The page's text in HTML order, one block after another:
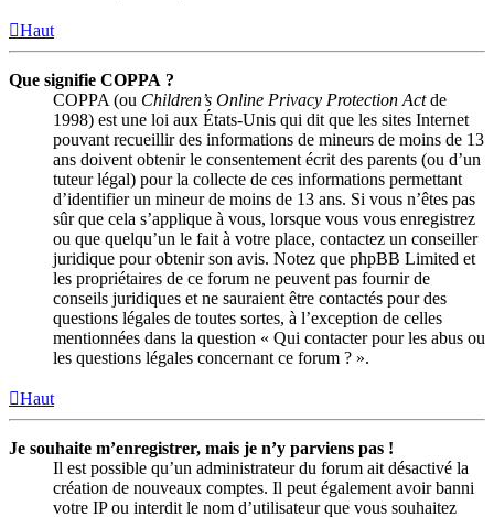
Haut
Que signifie COPPA ?
COPPA (ou Children’s Online Privacy Protection Actde
1998) est une loi aux États-Unis qui dit que les sites Internet
pouvant recueillir des informations de mineurs de moins de 13
ans doivent obtenir le consentement écrit des parents (ou d’un
tuteur légal) pour la collecte de ces informations permettant
d’identifier un mineur de moins de 13 ans. Si vous n’êtes pas
sûr que cela s’applique à vous, lorsque vous vous enregistrez
ou que quelqu’un le fait à votre place, contactez un conseiller
juridique pour obtenir son avis. Notez que phpBB Limited et
les propriétaires de ce forum ne peuvent pas fournir de
conseils juridiques et ne sauraient être contactés pour des
questions légales de toutes sortes, à l’exception de celles
mentionnées dans la question « Qui contacter pour les abus ou
les questions légales concernant ce forum ? ».
Haut
Je souhaite m’enregistrer, mais je n’y parviens pas !
Il est possible qu’un administrateur du forum ait désactivé la
création de nouveaux comptes. Il peut également avoir banni
votre IP ou interdit le nom d’utilisateur que vous souhaitez